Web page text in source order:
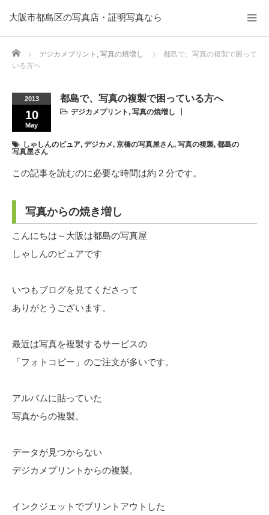
大阪市都島区の写真店・証明写真なら
Home デジカメプリント , 写真の焼増し
都島で、写真の複製で困って
いる方へ
2013
10
May
都島で、写真の複製で困っている方へ
デジカメプリント, 写真の焼増し
しゃしんのピュア, デジカメ, 京橋の写真屋さん, 写真の複製, 都島の
写真屋さん
この記事を読むのに必要な時間は約 2 分です。
写真からの焼き増し
こんにちは～大阪は都島の写真屋
しゃしんのピュアです
いつもブログを見てくださって
ありがとうございます。
最近は写真を複製するサービスの
「フォトコピー」のご注文が多いです。
アルバムに貼っていた
写真からの複製。
データが見つからない
デジカメプリントからの複製。
インクジェットでプリントアウトした